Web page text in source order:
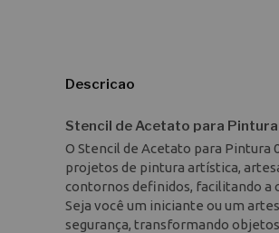
Descricao
Stencil de Acetato para
O Stencil de Acetato para Pintura
projetos de pintura artística,
contornos definidos, facilitando a
Seja você um iniciante ou um
segurança, transformando